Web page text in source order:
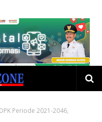
Periode 2021-2046,